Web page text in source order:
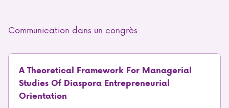
Communication dans un congrès
A Theoretical Framework For Managerial
Studies Of Diaspora Entrepreneurial
Orientation